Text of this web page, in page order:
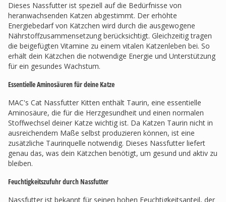
Dieses Nassfutter ist speziell auf die Bedürfnisse von
heranwachsenden Katzen abgestimmt. Der erhöhte
Energiebedarf von Kätzchen wird durch die ausgewogene
Nährstoffzusammensetzung berücksichtigt. Gleichzeitig tragen
die beigefügten Vitamine zu einem vitalen Katzenleben bei. So
erhält dein Kätzchen die notwendige Energie und Unterstützung
für ein gesundes Wachstum.
Essentielle Aminosäuren für deine Katze
MAC's Cat Nassfutter Kitten enthält Taurin, eine essentielle
Aminosäure, die für die Herzgesundheit und einen normalen
Stoffwechsel deiner Katze wichtig ist. Da Katzen Taurin nicht in
ausreichendem Maße selbst produzieren können, ist eine
zusätzliche Taurinquelle notwendig. Dieses Nassfutter liefert
genau das, was dein Kätzchen benötigt, um gesund und aktiv zu
bleiben.
Feuchtigkeitszufuhr durch Nassfutter
Nassfutter ist bekannt für seinen hohen Feuchtigkeitsanteil, der